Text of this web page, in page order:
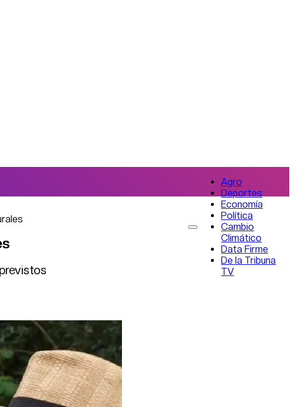
Agro
Deportes
Economía
Política
Cambio
Climático
Data Firme
De la Tribuna
TV